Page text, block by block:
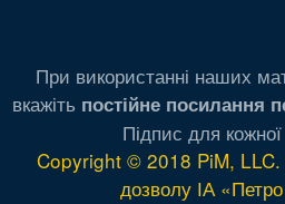
При використанні наших
вкажіть постійне посилання
Підпис для кожної
Copyright © 2018 PiM, LLC.
дозволу ІА